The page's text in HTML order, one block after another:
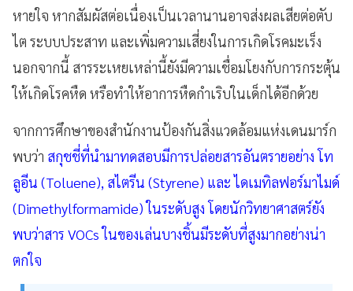
หายใจ หากสัมผัสต่อเนื่องเป็นเวลานานอาจส่งผลเสียต่อตับ
ไต ระบบประสาท และเพิ่มความเสี่ยงในการเกิดโรคมะเร็ง
นอกจากนี้ สารระเหยเหล่านี้ยังมีความเชื่อมโยงกับการกระตุ้น
ให้เกิดโรคหืด หรือทำให้อาการหืดกำเริบในเด็กได้อีกด้วย
จากการศึกษาของสำนักงานป้องกันสิ่งแวดล้อมแห่งเดนมาร์ก
พบว่า สกุชชี่ที่นำมาทดสอบมีการปล่อยสารอันตรายอย่าง โท
ลูอีน (Toluene), สไตรีน (Styrene) และ ไดเมทิลฟอร์มาไมด์
(Dimethylformamide) ในระดับสูง โดยนักวิทยาศาสตร์ยัง
พบว่าสาร VOCs ในของเล่นบางชิ้นมีระดับที่สูงมากอย่างน่า
ตกใจ